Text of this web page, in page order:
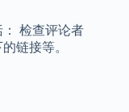
检查评论者
链接等。